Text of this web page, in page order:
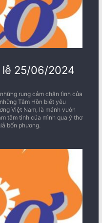
lễ 25/06/2024
rung cảm chân tình của
Tâm Hồn biết yêu
Việt Nam, là mảnh vườn
tâm tình của mình qua ý thơ
bốn phương.